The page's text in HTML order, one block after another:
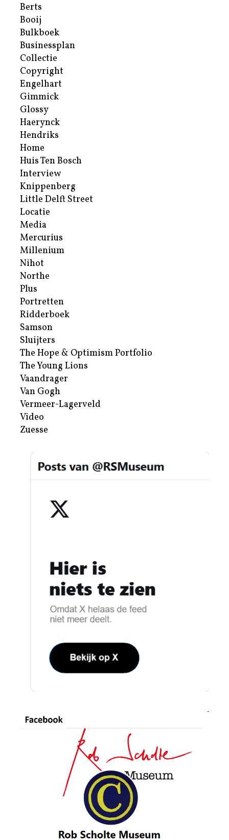
Berts
Booij
Bulkboek
Businessplan
Collectie
Copyright
Engelhart
Gimmick
Glossy
Haerynck
Hendriks
Home
Huis Ten Bosch
Interview
Knippenberg
Little Delft Street
Locatie
Media
Mercurius
Millenium
Nihot
Northe
Plus
Portretten
Ridderboek
Samson
Sluijters
The Hope & Optimism Portfolio
The Young Lions
Vaandrager
Van Gogh
Vermeer-Lagerveld
Video
Zuesse